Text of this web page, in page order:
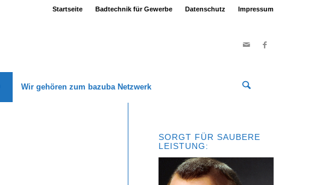
Startseite Badtechnik für Gewerbe Datenschutz Impressum
Wir gehören zum bazuba Netzwerk
SORGT FÜR SAUBERE
LEISTUNG: